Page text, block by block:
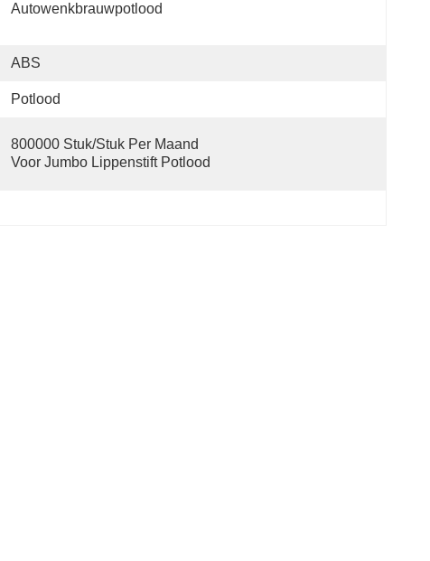
Autowenkbrauwpotlood
ABS
Potlood
800000 Stuk/stuk Per Maand
Voor Jumbo Lippenstift Potlood